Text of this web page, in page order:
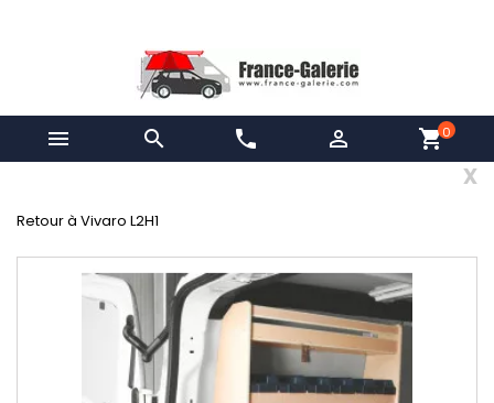
  phone  shopping_cart0
x
Retour à Vivaro L2H1